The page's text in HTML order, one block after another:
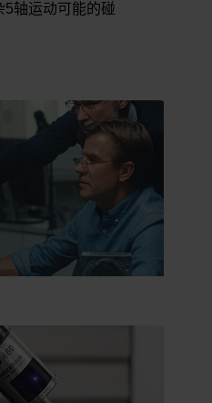
5轴运动可能的碰